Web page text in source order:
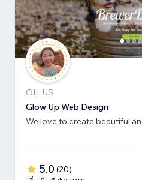
OH, US
Glow Up Web Design
We love to create beautiful
5.0 (20)